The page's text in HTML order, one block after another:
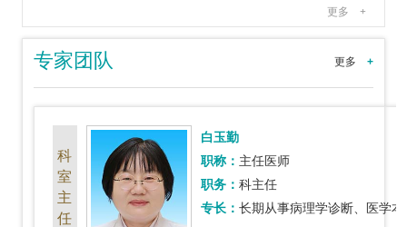
更多+
更多+
专家团队
科
室
主
任
白玉勤
职称： 主任医师
职务： 科主任
专长： 长期从事病理学诊断、医学本科生教学、硕士研究生毕业论